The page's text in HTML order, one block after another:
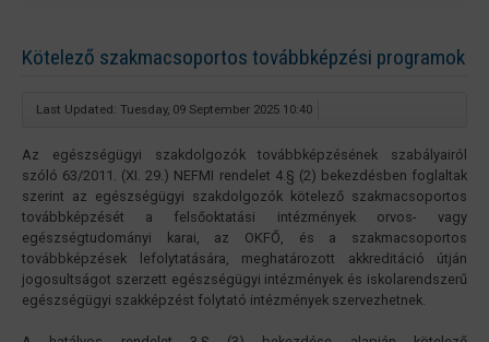
Kötelező szakmacsoportos továbbképzési programok
Last Updated: Tuesday, 09 September 2025 10:40
Az egészségügyi szakdolgozók továbbképzésének szabályairól
szóló 63/2011. (XI. 29.) NEFMI rendelet 4.§ (2) bekezdésben foglaltak
szerint az egészségügyi szakdolgozók kötelező szakmacsoportos
továbbképzését a felsőoktatási intézmények orvos- vagy
egészségtudományi karai, az OKFŐ, és a szakmacsoportos
továbbképzések lefolytatására, meghatározott akkreditáció útján
jogosultságot szerzett egészségügyi intézmények és iskolarendszerű
egészségügyi szakképzést folytató intézmények szervezhetnek.